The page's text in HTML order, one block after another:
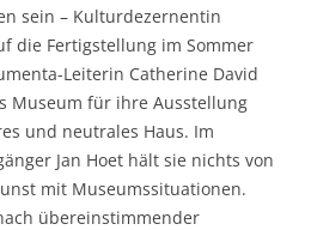
sein – Kulturdezernentin
die Fertigstellung im Sommer
Leiterin Catherine David
Museum für ihre Ausstellung
und neutrales Haus. Im
Jan Hoet hält sie nichts von
mit Museumssituationen.
übereinstimmender